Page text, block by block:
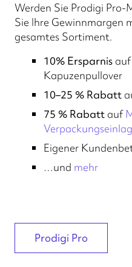
Werden Sie Prodigi
Sie Ihre Gewinnmargen
gesamtes Sortiment.
10% Ersparnis
Kapuzenpullover
10–25 % Rabatt
75 % Rabatt auf
Eigener
…und mehr
Prodigi Pro